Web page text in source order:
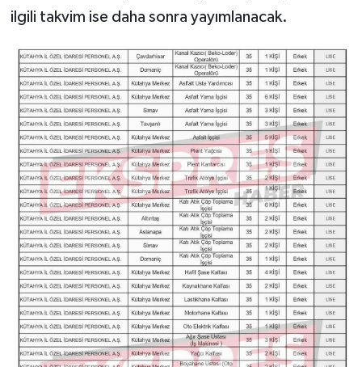
ilgili takvim ise daha sonra yayımlanacak.